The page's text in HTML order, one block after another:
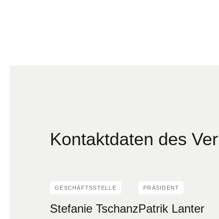
Kontaktdaten des
GESCHÄFTSSTELLE
Stefanie Tschanz
PRÄSIDENT
Patrik Lanter